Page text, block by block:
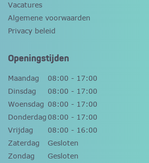
Openingstijden
Maandag
08:00 - 17:00
Dinsdag
08:00 - 17:00
Woensdag 08:00 - 17:00
Donderdag 08:00 - 17:00
Vrijdag
08:00 - 16:00
Zaterdag
Gesloten
Zondag
Gesloten
Vacatures
Algemene voorwaarden
Privacy beleid